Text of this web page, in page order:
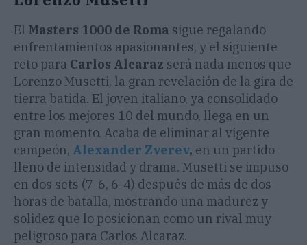
El Masters 1000 de Roma sigue regalando
enfrentamientos apasionantes, y el siguiente
reto para Carlos Alcaraz será nada menos que
Lorenzo Musetti, la gran revelación de la gira de
tierra batida. El joven italiano, ya consolidado
entre los mejores 10 del mundo, llega en un
gran momento. Acaba de eliminar al vigente
campeón, Alexander Zverev, en un partido
lleno de intensidad y drama. Musetti se impuso
en dos sets (7-6, 6-4) después de más de dos
horas de batalla, mostrando una madurez y
solidez que lo posicionan como un rival muy
peligroso para Carlos Alcaraz.